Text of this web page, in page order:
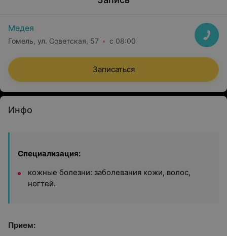
Медея
Гомель, ул. Советская, 57 с 08:00
Записаться
Инфо
Специализация:
кожные болезни: заболевания кожи, волос,
ногтей.
Прием: